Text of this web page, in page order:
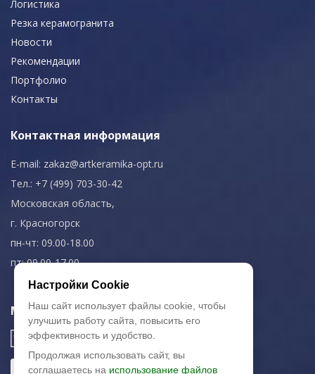
Логистика
Резка керамогранита
Новости
Рекомендации
Портфолио
Контакты
Контактная информация
E-mail: zakaz@artkeramika-opt.ru
Тел.: +7 (499) 703-30-42
Московская область,
г. Красногорск
пн-чт: 09.00-18.00
пт: 09.00-17.00
Мы в соц. сетях
Настройки Cookie
Наш сайт использует файлы cookie, чтобы
улучшить работу сайта, повысить его
эффективность и удобство.
Продолжая использовать сайт, вы
соглашаетесь на использование файлов